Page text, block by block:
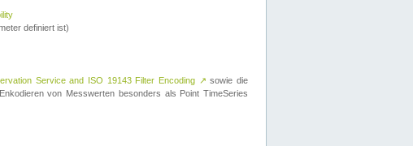
definiert ist)
Service and ISO 19143 Filter Encoding ↗ sowie die
von Messwerten besonders als Point TimeSeries